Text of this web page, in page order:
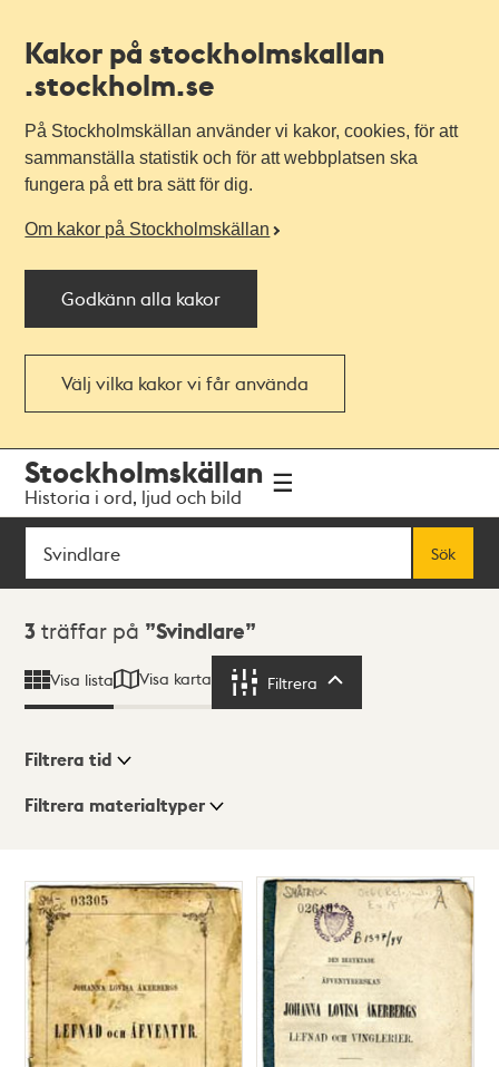
Kakor på stockholmskallan
.stockholm.se
På Stockholmskällan använder vi kakor, cookies, för att
sammanställa statistik och för att webbplatsen ska
fungera på ett bra sätt för dig.
Om kakor på Stockholmskällan
Godkänn alla kakor
Välj vilka kakor vi får använda
navigationen
huvudinnehållet
Stockholmskällan
Historia i ord, ljud och bild
Sök
Sök
Sökresultat
3 träffar på Svindlare
Visa lista Visa karta Filtrera
Visningsläge
Lista
Karta
Filtrera tid
Filtrera materialtyper
träffar